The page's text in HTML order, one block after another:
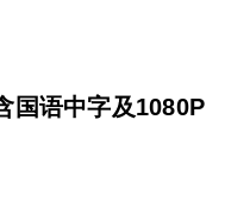
国语中字及1080P